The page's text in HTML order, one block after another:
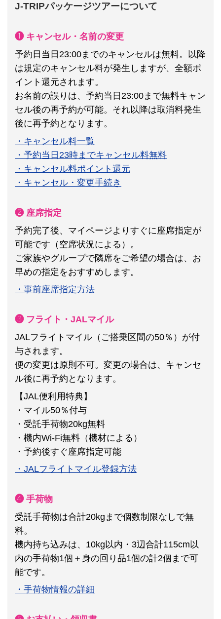
J-TRIPパッケージツアーについて
❶ キャンセル・名前の変更
予約日当日23:00までのキャンセルは無料。以降
は規定のキャンセル料が発生しますが、全額ポ
イント還元されます。
お名前の誤りは、予約当日23:00まで無料キャン
セル後の再予約が可能。それ以降は取消料発生
後に再予約となります。
・キャンセル料一覧
・予約当日23時までキャンセル料無料
・キャンセル料ポイント還元
・キャンセル・変更手続き
❷ 座席指定
予約完了後、マイページよりすぐに座席指定が
可能です（空席状況による）。
ご家族やグループで隣席をご希望の場合は、お
早めの指定をおすすめします。
・事前座席指定方法
❸ フライト・JALマイル
JALフライトマイル（ご搭乗区間の50％）が付
与されます。
便の変更は原則不可。 変更の場合は、キャンセ
ル後に再予約となります。
【JAL便利用特典】
・マイル50％付与
・受託手荷物20kg無料
・機内Wi-Fi無料（機材による）
・予約後すぐ座席指定可能
・JALフライトマイル登録方法
❹ 手荷物
受託手荷物は合計20kgまで個数制限なしで無
料。
機内持ち込みは、10kg以内・3辺合計115cm以
内の手荷物1個＋身の回り品1個の計2個まで可
能です。
・手荷物情報の詳細